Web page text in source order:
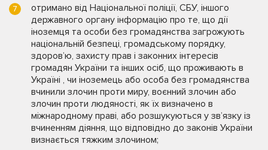
отримано від Національної поліції, СБУ, іншого
державного органу інформацію про те, що дії
іноземця та особи без громадянства загрожують
національній безпеці, громадському порядку,
здоров’ю, захисту прав і законних інтересів
громадян України та інших осіб, що проживають в
Україні , чи іноземець або особа без громадянства
вчинили злочин проти миру, воєнний злочин або
злочин проти людяності, як їх визначено в
міжнародному праві, або розшукуються у зв’язку із
вчиненням діяння, що відповідно до законів України
визнається тяжким злочином;